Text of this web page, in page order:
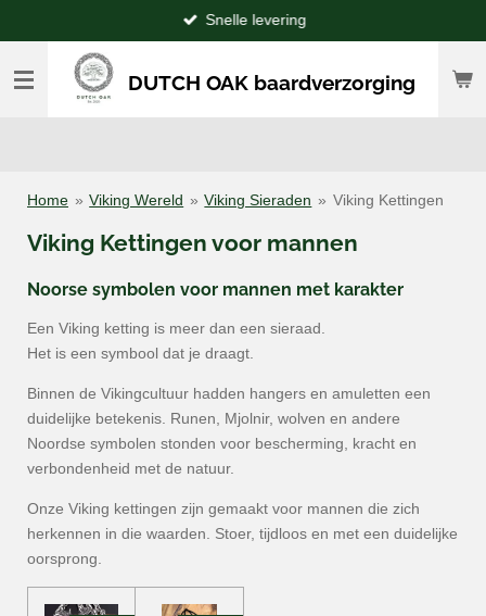
direct
naar
hoofdinhoud
DUTCH OAK baardverzorging
Snelle levering
Home » Viking Wereld » Viking Sieraden » Viking Kettingen
Viking Kettingen voor mannen
Noorse symbolen voor mannen met karakter
Een Viking ketting is meer dan een sieraad.
Het is een symbool dat je draagt.
Binnen de Vikingcultuur hadden hangers en amuletten een
duidelijke betekenis. Runen, Mjolnir, wolven en andere
Noordse symbolen stonden voor bescherming, kracht en
verbondenheid met de natuur.
Onze Viking kettingen zijn gemaakt voor mannen die zich
herkennen in die waarden. Stoer, tijdloos en met een duidelijke
oorsprong.